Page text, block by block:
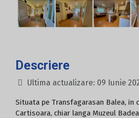
Descriere
Ultima actualizare: 09 Iunie
Situata pe Transfagarasan Balea, in
Cartisoara, chiar langa Muzeul